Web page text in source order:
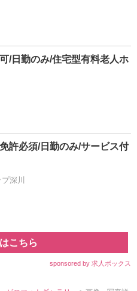
/日勤のみ/住宅型有料老人ホ
許必須/日勤のみ/サービス付
深川
こちら
sponsored by 求人ボックス